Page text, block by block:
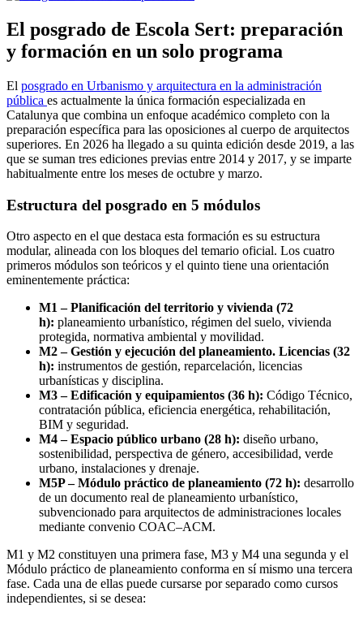
El posgrado de Escola Sert: preparación
y formación en un solo programa
El posgrado en Urbanismo y arquitectura en la administración
pública es actualmente la única formación especializada en
Catalunya que combina un enfoque académico completo con la
preparación específica para las oposiciones al cuerpo de arquitectos
superiores. En 2026 ha llegado a su quinta edición desde 2019, a las
que se suman tres ediciones previas entre 2014 y 2017, y se imparte
habitualmente entre los meses de octubre y marzo.
Estructura del posgrado en 5 módulos
Otro aspecto en el que destaca esta formación es su estructura
modular, alineada con los bloques del temario oficial. Los cuatro
primeros módulos son teóricos y el quinto tiene una orientación
eminentemente práctica:
M1 – Planificación del territorio y vivienda (72
h): planeamiento urbanístico, régimen del suelo, vivienda
protegida, normativa ambiental y movilidad.
M2 – Gestión y ejecución del planeamiento. Licencias (32
h): instrumentos de gestión, reparcelación, licencias
urbanísticas y disciplina.
M3 – Edificación y equipamientos (36 h): Código Técnico,
contratación pública, eficiencia energética, rehabilitación,
BIM y seguridad.
M4 – Espacio público urbano (28 h): diseño urbano,
sostenibilidad, perspectiva de género, accesibilidad, verde
urbano, instalaciones y drenaje.
M5P – Módulo práctico de planeamiento (72 h): desarrollo
de un documento real de planeamiento urbanístico,
subvencionado para arquitectos de administraciones locales
mediante convenio COAC–ACM.
M1 y M2 constituyen una primera fase, M3 y M4 una segunda y el
Módulo práctico de planeamiento conforma en sí mismo una tercera
fase. Cada una de ellas puede cursarse por separado como cursos
independientes, si se desea: